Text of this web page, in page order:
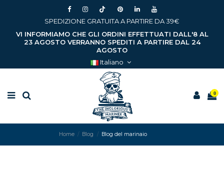
SPEDIZIONE GRATUITA A PARTIRE DA 39€
VI INFORMIAMO CHE GLI ORDINI EFFETTUATI DALL'8 AL
23 AGOSTO VERRANNO SPEDITI A PARTIRE DAL 24
AGOSTO
Italiano
0
Home Blog Blog del marinaio